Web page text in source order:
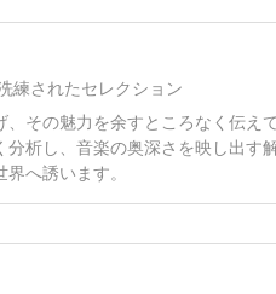
練されたセレクション
その魅力を余すところなく伝
析し、音楽の奥深さを映し出
へ誘います。